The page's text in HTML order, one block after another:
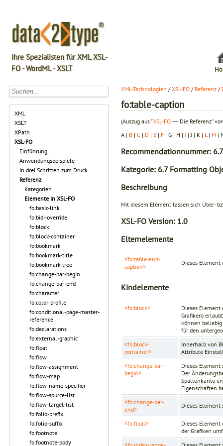
Ihre Spezialisten für XML XSL-
FO - WordML - XSLT
XML
XSLT
XPath
XSL-FO
Einführung
Anwendungsbeispiele
In drei Schritten zum Druck
Referenz
Kategorien
Elemente in XSL-FO
fo:basic-link
fo:bidi-override
fo:block
fo:block-container
fo:bookmark
fo:bookmark-title
fo:bookmark-tree
fo:change-bar-begin
fo:change-bar-end
fo:character
fo:color-profile
fo:conditional-page-master-
reference
fo:declarations
fo:external-graphic
fo:float
fo:flow
fo:flow-assignment
fo:flow-map
fo:flow-name-specifier
fo:flow-source-list
fo:flow-target-list
fo:folio-prefix
fo:folio-suffix
fo:footnote
fo:footnote-body
XML-Technologien /XSL-FO / Referenz /
fo:table-caption
(Auszug aus "XSL-FO ― Die Referenz"
A | B | C | D | E | F | G | H | I | J | K | L | M |
Recommendationnummer:
Kategorie: 6.7 Formatting
Beschreibung
Mit diesem Element lassen sich Über-
XSL-FO Version: 1.0
Elternelemente
<fo:table-and-
caption>
Dieses
Kindelemente
<fo:block>
Dieses
Grafiken)
können
für den
<fo:block-
container>
Innerhalb von
Attribute
<fo:change-bar-
begin>
Dieses Element
Der
Spaltenkante
Eigenschaften
<fo:change-bar-
end>
Dieses Element
<fo:float>
Dieses
der Grafiken